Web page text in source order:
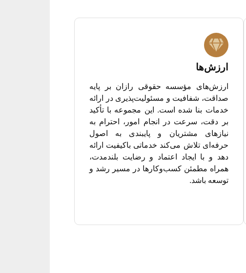
ارزش‌ها
ارزش‌های مؤسسه حقوقی رازان بر پایه
صداقت، شفافیت و مسئولیت‌پذیری در ارائه
خدمات بنا شده است. این مجموعه با تأکید
بر دقت، سرعت در انجام امور، احترام به
نیازهای مشتریان و پایبندی به اصول
حرفه‌ای تلاش می‌کند خدماتی باکیفیت ارائه
دهد و با ایجاد اعتماد و رضایت بلندمدت،
همراه مطمئن کسب‌وکارها در مسیر رشد و
توسعه باشد.